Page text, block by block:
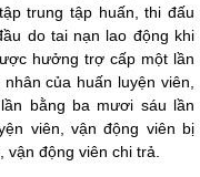
trung tập huấn, thi đấu
do tai nạn lao động khi
hưởng trợ cấp một lần
của huấn luyện viên,
bằng ba mươi sáu lần
viên, vận động viên bị
vận động viên chi trả